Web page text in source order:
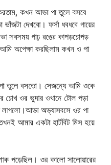
কখন আভা পা তুলে বসবে
দেখবো। ফর্সা ধবধবে গায়ের
সবসময় গাঢ় রঙের কাপড়চোপড়
অপেক্ষা করছিলাম কখন ও পা
তুলে বসতো। সেজন্যে আমি ওকে
ওর ভুদার ওখানে টোল পড়া
লাগলো।আভা অভ্যাসবসে ওর পা
আমার একটা হার্টবিট মিস হয়ে
পড়েছিল। ওর কালো সালোয়ারের